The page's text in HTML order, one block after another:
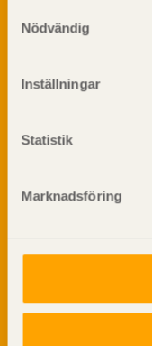
Nödvändig
Inställningar
Statistik
Marknadsföring